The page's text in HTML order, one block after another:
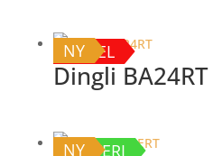
DIESEL
NY
Dingli BA24RT
BATTERI
NY